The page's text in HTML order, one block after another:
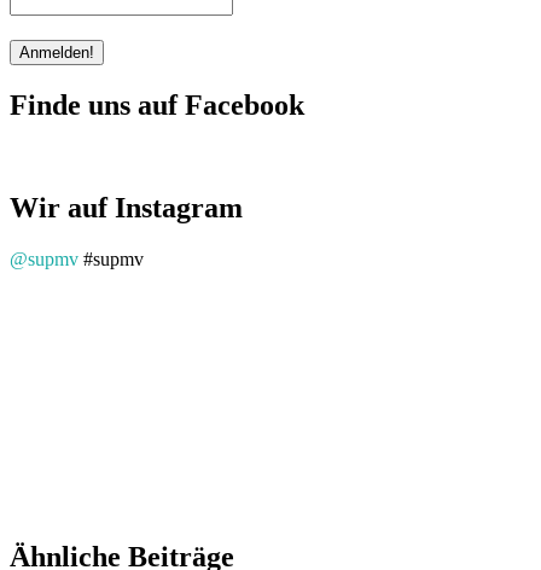
Finde uns auf Facebook
Wir auf Instagram
@supmv #supmv
Ähnliche Beiträge